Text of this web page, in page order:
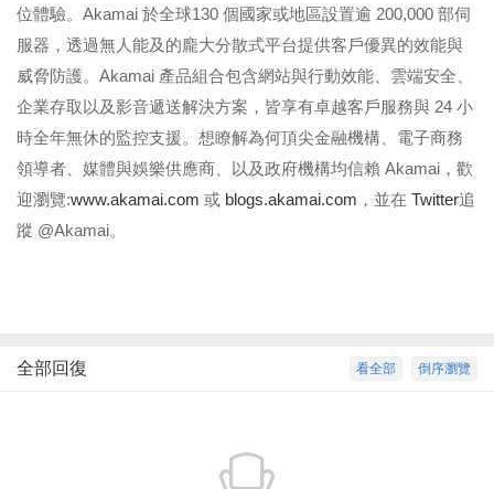
位體驗。Akamai 於全球130 個國家或地區設置逾 200,000 部伺
服器，透過無人能及的龐大分散式平台提供客戶優異的效能與
威脅防護。Akamai 產品組合包含網站與行動效能、雲端安全、
企業存取以及影音遞送解決方案，皆享有卓越客戶服務與 24 小
時全年無休的監控支援。想瞭解為何頂尖金融機構、電子商務
領導者、媒體與娛樂供應商、以及政府機構均信賴 Akamai，歡
迎瀏覽:www.akamai.com 或 blogs.akamai.com ，並在 Twitter追
蹤 @Akamai。
倒序瀏覽
看全部
全部回復